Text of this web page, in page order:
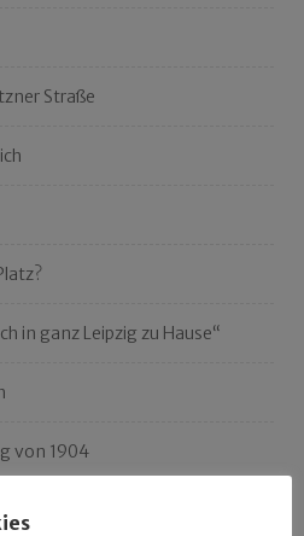
Straße
in ganz Leipzig zu Hause“
von 1904
Zschocher